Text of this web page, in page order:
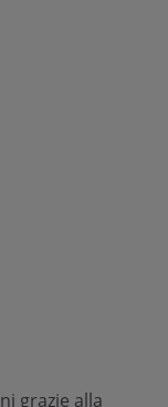
grazie alla